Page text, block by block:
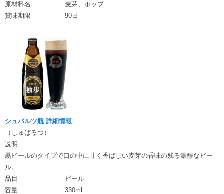
原材料名
麦芽、ホップ
賞味期限
90日
シュバルツ瓶 詳細情報
（しゅばるつ）
説明
黒ビールのタイプで口の中に甘く香ばしい麦芽の香味の残る濃醇なビー
ル。
品目
ビール
容量
330ml